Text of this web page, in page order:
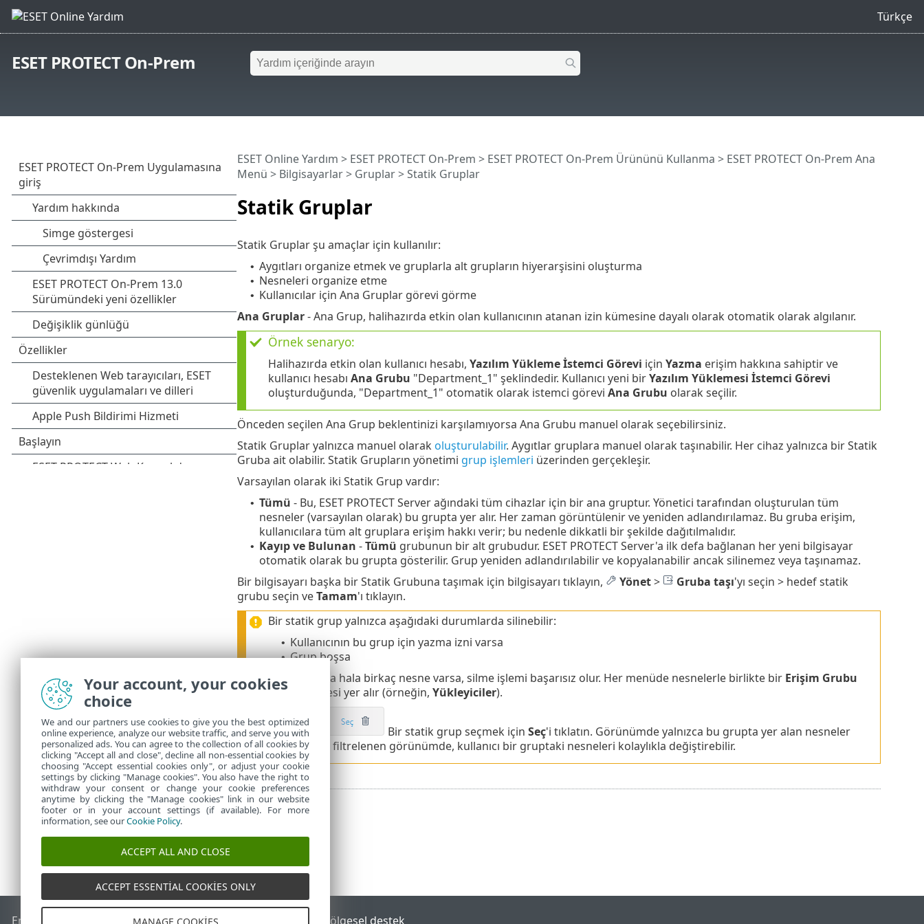
Türkçe
ESET PROTECT On-Prem
Statik Gruplar
ESET Online Yardım > ESET PROTECT On-Prem > ESET PROTECT On-Prem Ürününü Kullanma > ESET PROTECT On-Prem Ana
Menü > Bilgisayarlar> Gruplar> Statik Gruplar
Statik Gruplar şu amaçlar için kullanılır:
• Aygıtları organize etmek ve gruplarla alt grupların hiyerarşisini oluşturma
• Nesneleri organize etme
• Kullanıcılar için Ana Gruplar görevi görme
Ana Gruplar- Ana Grup, halihazırda etkin olan kullanıcının atanan izin kümesine dayalı olarak otomatik olarak algılanır.
Örnek senaryo:
Halihazırda etkin olan kullanıcı hesabı, Yazılım Yükleme İstemci Görevi için Yazma erişim hakkına sahiptir ve
kullanıcı hesabı Ana Grubu "Department_1" şeklindedir. Kullanıcı yeni birYazılım Yüklemesi İstemci Görevi
oluşturduğunda, "Department_1" otomatik olarak istemci görevi Ana Grubu olarak seçilir.
Önceden seçilen Ana Grup beklentinizi karşılamıyorsa Ana Grubu manuel olarak seçebilirsiniz.
Statik Gruplar yalnızca manuel olarak oluşturulabilir. Aygıtlar gruplara manuel olarak taşınabilir. Her cihaz yalnızca bir Statik
Gruba ait olabilir. Statik Grupların yönetimi grup işlemleri üzerinden gerçekleşir.
Varsayılan olarak iki Statik Grup vardır:
• Tümü - Bu, ESET PROTECT Server ağındaki tüm cihazlar için bir ana gruptur. Yönetici tarafından oluşturulan tüm
nesneler (varsayılan olarak) bu grupta yer alır. Her zaman görüntülenir ve yeniden adlandırılamaz. Bu gruba erişim,
kullanıcılara tüm alt gruplara erişim hakkı verir; bu nedenle dikkatli bir şekilde dağıtılmalıdır.
• Kayıp ve Bulunan -Tümü grubunun bir alt grubudur. ESET PROTECT Server'a ilk defa bağlanan her yeni bilgisayar
otomatik olarak bu grupta gösterilir. Grup yeniden adlandırılabilir ve kopyalanabilir ancak silinemez veya taşınamaz.
Bir bilgisayarı başka bir Statik Grubuna taşımak için bilgisayarı tıklayın,
Yönet> Gruba taşı'yı seçin > hedef statik
grubu seçin veTamam'ı tıklayın.
Bir statik grup yalnızca aşağıdaki durumlarda silinebilir:
• Kullanıcının bu grup için yazma izni varsa
• Grup boşsa
Statik grupta hala birkaç nesne varsa, silme işlemi başarısız olur. Her menüde nesnelerle birlikte bir Erişim Grubu
filtre düğmesi yer alır (örneğin, Yükleyiciler).
Bir statik grup seçmek için Seç'i tıklatın. Görünümde yalnızca bu grupta yer alan nesneler
listelenir. Bu filtrelenen görünümde, kullanıcı bir gruptaki nesneleri kolaylıkla değiştirebilir.
End of Life ESET Bilgi BankasıESET Forumu Bölgesel destek
Your account, your cookies
choice
We and our partners use cookies to give you the best optimized
online experience, analyze our website traffic, and serve you with
personalized ads. You can agree to the collection of all cookies by
clicking "Accept all and close", decline all non-essential cookies by
choosing "Accept essential cookies only", or adjust your cookie
settings by clicking "Manage cookies". You also have the right to
withdraw your consent or change your cookie preferences
anytime by clicking the "Manage cookies" link in our website
footer or in your account settings (if available). For more
information, see ourCookie Policy.
ACCEPT ALL AND CLOSE
ACCEPT ESSENTIAL COOKIES ONLY